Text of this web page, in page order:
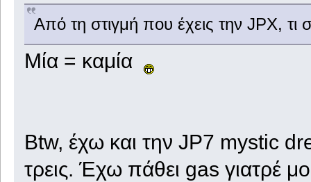
Από τη στιγμή που έχεις την JPX, τι
Μία = καμία
Btw, έχω και την JP7 mystic
τρεις. Έχω πάθει gas γιατρέ